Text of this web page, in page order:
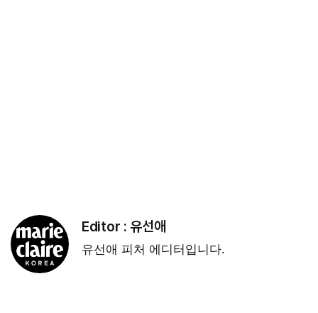
Editor :유선애
유선애 피처 에디터입니다.